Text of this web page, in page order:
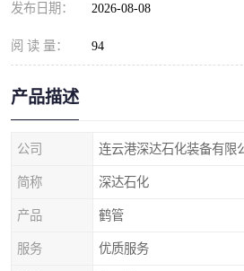
发布日期： 2026-08-08
阅 读 量： 94
产品描述
公司 连云港深达石化装备有限
简称 深达石化
产品 鹤管
服务 优质服务